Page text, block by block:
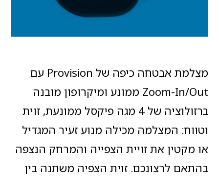
מצלמת אבטחה כיפה של Provision עם
Zoom-In/Out ממונע ומיקרופון מובנה
ברזולוציה של 4 מגה פיקסל ממונעת, זוית
וטווח: המצלמה מכילה מנוע זעיר המגדיל
או מקטין את זויית הצפייה והמרחק הנצפה
בהתאם לרצונכם. זוית הצפיה משתנה בין